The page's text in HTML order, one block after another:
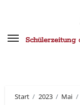
springenSchülerzeitung
Start 2023 Mai